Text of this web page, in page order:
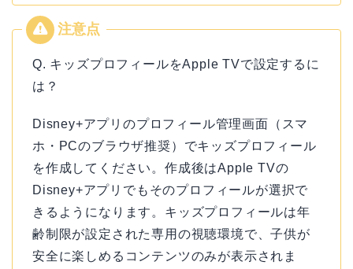
Q. キッズプロフィールをApple TVで設定するに
は？
Disney+アプリのプロフィール管理画面（スマ
ホ・PCのブラウザ推奨）でキッズプロフィール
を作成してください。作成後はApple TVの
Disney+アプリでもそのプロフィールが選択で
きるようになります。キッズプロフィールは年
齢制限が設定された専用の視聴環境で、子供が
安全に楽しめるコンテンツのみが表示されま